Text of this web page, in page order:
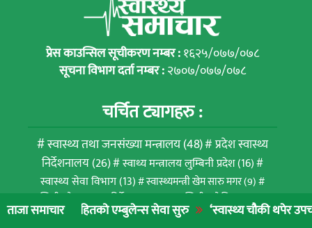
ताजा समाचारएम्बुलेन्स सेवा सुरु ‘स्वास्थ्य चौकी थपेर उपचार गर्नुभन्दा
प्रेस काउन्सिल सूचीकरण नम्बर :१६२५/०७७/०७८
सूचना विभाग दर्ता नम्बर :२७०७/०७७/०७८
चर्चित ट्यागहरु :
स्वास्थ्य तथा जनसंख्या मन्त्रालय(48)
प्रदेश स्वास्थ्य
निर्देशनालय(26) स्वाथ्य मन्त्रालय लुम्बिनी प्रदेश(16)
स्वास्थ्य सेवा विभाग(13) स्वास्थ्यमन्त्री खेम सारु मगर(9)
लुम्बिनी प्रदेश स्वास्थ्य निर्देशनालय
लुम्बिनी प्रादेशिक अस्पताल
(8)
डा.तोसिमा कार्की(7) बुटवल उपमहानगरपालिका(7)